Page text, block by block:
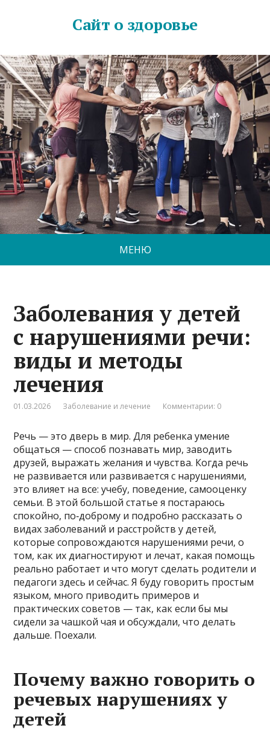
Сайт о здоровье
МЕНЮ
Заболевания у детей
с нарушениями речи:
виды и методы
лечения
01.03.2026 Заболевание и лечение Комментарии: 0
Речь — это дверь в мир. Для ребенка умение
общаться — способ познавать мир, заводить
друзей, выражать желания и чувства. Когда речь
не развивается или развивается с нарушениями,
это влияет на все: учебу, поведение, самооценку
семьи. В этой большой статье я постараюсь
спокойно, по‑доброму и подробно рассказать о
видах заболеваний и расстройств у детей,
которые сопровождаются нарушениями речи, о
том, как их диагностируют и лечат, какая помощь
реально работает и что могут сделать родители и
педагоги здесь и сейчас. Я буду говорить простым
языком, много приводить примеров и
практических советов — так, как если бы мы
сидели за чашкой чая и обсуждали, что делать
дальше. Поехали.
Почему важно говорить о
речевых нарушениях у
детей